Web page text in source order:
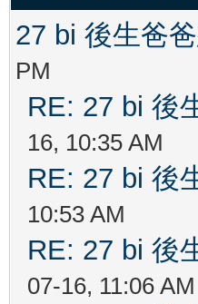
27 bi 後生爸
PM
RE: 27 bi 後
16, 10:35 AM
RE: 27 bi 後
10:53 AM
RE: 27 bi 後
07-16, 11:06 AM